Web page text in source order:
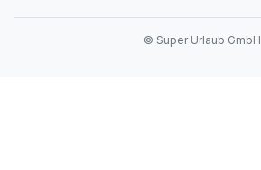
© Super Urlaub GmbH